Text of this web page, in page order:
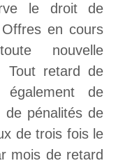
le droit de
en cours
nouvelle
Tout retard de
également de
de pénalités de
de trois fois le
mois de retard